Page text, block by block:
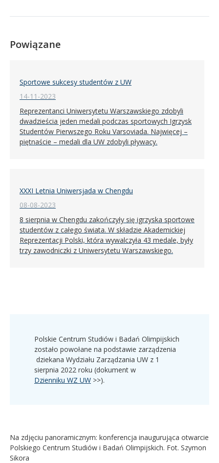
Powiązane
Sportowe sukcesy studentów z UW
14-11-2023
Reprezentanci Uniwersytetu Warszawskiego zdobyli
dwadzieścia jeden medali podczas sportowych Igrzysk
Studentów Pierwszego Roku Varsoviada. Najwięcej –
piętnaście – medali dla UW zdobyli pływacy.
XXXI Letnia Uniwersjada w Chengdu
08-08-2023
8 sierpnia w Chengdu zakończyły się igrzyska sportowe
studentów z całego świata. W składzie Akademickiej
Reprezentacji Polski, która wywalczyła 43 medale, były
trzy zawodniczki z Uniwersytetu Warszawskiego.
Polskie Centrum Studiów i Badań Olimpijskich
zostało powołane na podstawie zarządzenia
dziekana Wydziału Zarządzania UW z 1
sierpnia 2022 roku (dokument w
Dzienniku WZ UW >>).
Na zdjęciu panoramicznym: konferencja inaugurująca otwarcie
Polskiego Centrum Studiów i Badań Olimpijskich. Fot. Szymon
Sikora